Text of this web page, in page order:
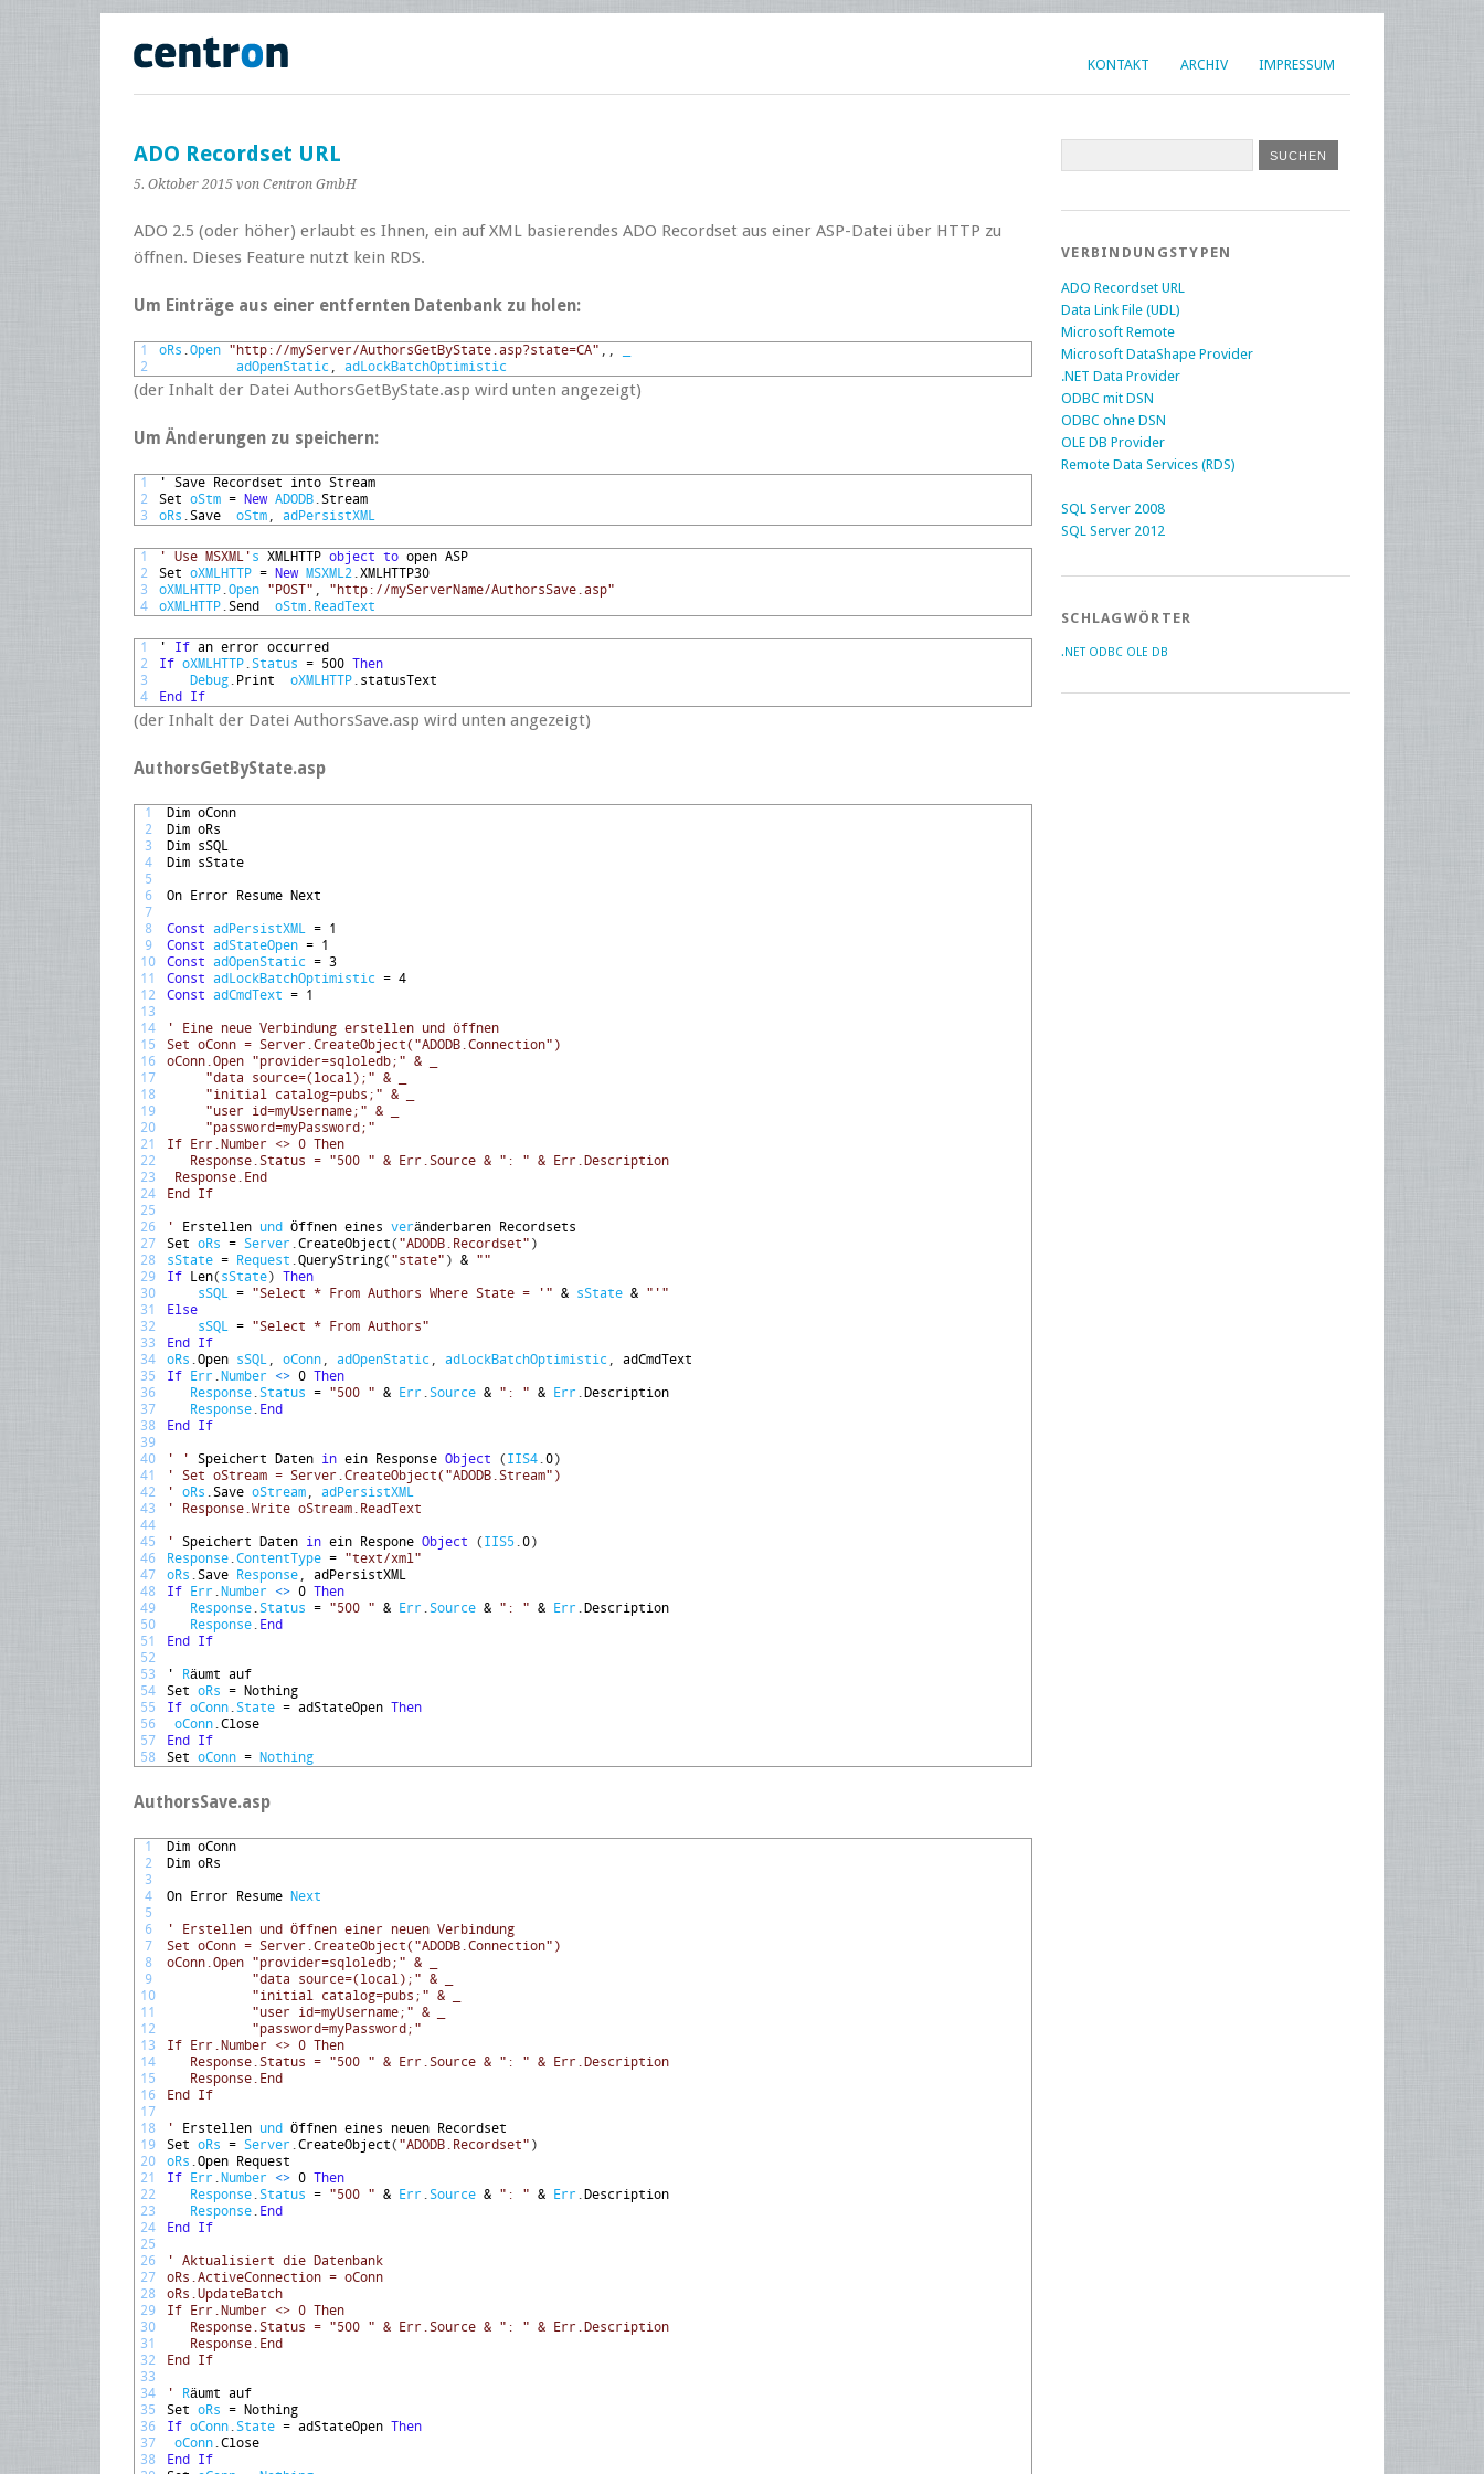
KONTAKT ARCHIV IMPRESSUM
ADO Recordset URL
5. Oktober 2015 von Centron GmbH
ADO 2.5 (oder höher) erlaubt es Ihnen, ein auf XML basierendes ADO Recordset aus einer ASP-Datei über HTTP zu
öffnen. Dieses Feature nutzt kein RDS.
Um Einträge aus einer entfernten Datenbank zu holen:
1
2
oRs .Open "http://myServer/AuthorsGetByState.asp?state=CA" , ,
adOpenStatic , adLockBatchOptimistic
(der Inhalt der Datei AuthorsGetByState.asp wird unten angezeigt)
Um Änderungen zu speichern:
1
2
3
' Save Recordset into Stream
Set oStm = New ADODB.Stream
oRs .Save oStm , adPersistXML
1
2
3
4
' Use MSXML' s XMLHTTP object to open ASP
Set oXMLHTTP = New MSXML2.XMLHTTP30
oXMLHTTP.Open "POST" ,
"http://myServerName/AuthorsSave.asp"
oXMLHTTP.Send oStm. ReadText
1
2
3
4
' If an error occurred
If oXMLHTTP.Status = 500 Then
Debug. Print oXMLHTTP. statusText
End
If
(der Inhalt der Datei AuthorsSave.asp wird unten angezeigt)
AuthorsGetByState.asp
1
2
3
4
5
6
7
8
9
10
11
12
13
14
15
16
17
18
19
20
21
22
23
24
25
26
27
28
29
30
31
32
33
34
35
36
37
38
39
40
41
42
43
44
45
46
47
48
49
50
51
52
53
54
55
56
57
58
Dim oConn
Dim oRs
Dim sSQL
Dim sState
On Error Resume Next
Const adPersistXML = 1
Const adStateOpen = 1
Const adOpenStatic = 3
Const adLockBatchOptimistic = 4
Const adCmdText = 1
' Eine neue Verbindung erstellen und öffnen
Set oConn = Server.CreateObject("ADODB.Connection")
oConn.Open "provider=sqloledb;" & _
"data source=(local);" & _
"initial catalog=pubs;" & _
"user id=myUsername;" & _
"password=myPassword;"
If Err.Number <> 0 Then
Response.Status = "500 " & Err.Source & ": " & Err.Description
Response.End
End If
' Erstellen und Öffnen eines veränderbaren
Recordsets
Set oRs = Server .CreateObject( "ADODB.Recordset" )
sState = Request .QueryString( "state" ) & ""
If
Len( sState) Then
sSQL = "Select * From Authors Where State = '" & sState & "'"
Else
sSQL = "Select * From Authors"
End
If
oRs .Open sSQL , oConn , adOpenStatic , adLockBatchOptimistic ,
adCmdText
If
Err . Number <> 0 Then
Response.Status = "500 " & Err .Source & ": " & Err . Description
Response. End
End
If
' ' Speichert Daten in ein Response Object ( IIS4.0)
' Set oStream = Server.CreateObject("ADODB.Stream")
'
oRs .Save oStream ,
adPersistXML
' Response.Write oStream.ReadText
' Speichert Daten in ein Respone Object ( IIS5.0)
Response.ContentType = "text/xml"
oRs .Save Response ,
adPersistXML
If
Err . Number <> 0 Then
Response.Status = "500 " & Err .Source & ": " & Err . Description
Response. End
End
If
' Räumt auf
Set oRs = Nothing
If oConn.State = adStateOpen Then
oConn.Close
End
If
Set oConn = Nothing
AuthorsSave.asp
1
2
3
4
5
6
7
8
9
10
11
12
13
14
15
16
17
18
19
20
21
22
23
24
25
26
27
28
29
30
31
32
33
34
35
36
37
38
Dim oConn
Dim oRs
On Error Resume Next
' Erstellen und Öffnen einer neuen Verbindung
Set oConn = Server.CreateObject("ADODB.Connection")
oConn.Open "provider=sqloledb;" & _
"data source=(local);" & _
"initial catalog=pubs;" & _
"user id=myUsername;" & _
"password=myPassword;"
If Err.Number <> 0 Then
Response.Status = "500 " & Err.Source & ": " & Err.Description
Response.End
End If
' Erstellen und Öffnen eines neuen
Recordset
Set oRs = Server .CreateObject( "ADODB.Recordset" )
oRs .Open
Request
If
Err . Number <> 0 Then
Response.Status = "500 " & Err .Source & ": " & Err . Description
Response. End
End
If
' Aktualisiert die Datenbank
oRs.ActiveConnection = oConn
oRs.UpdateBatch
If Err.Number <> 0 Then
Response.Status = "500 " & Err.Source & ": " & Err.Description
Response.End
End If
' Räumt auf
Set oRs = Nothing
If oConn.State = adStateOpen Then
oConn.Close
End
If
VERBINDUNGSTYPEN
ADO Recordset URL
Data Link File (UDL)
Microsoft Remote
Microsoft DataShape Provider
.NET Data Provider
ODBC mit DSN
ODBC ohne DSN
OLE DB Provider
Remote Data Services (RDS)
SQL Server 2008
SQL Server 2012
SCHLAGWÖRTER
.NET ODBC OLE DB